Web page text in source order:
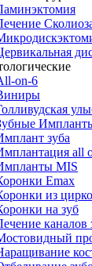
on-6
зуба
all
MIS
Emax
из
на зуб
каналов